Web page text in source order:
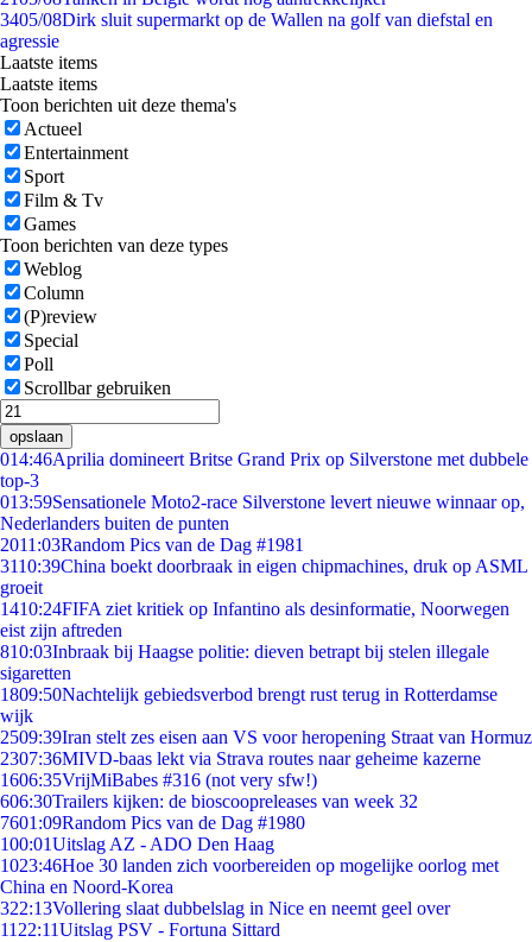
3405/08Dirk sluit supermarkt op de Wallen na golf van diefstal en
agressie
Laatste items
Laatste items
Toon berichten uit deze thema's
Actueel
Entertainment
Sport
Film & Tv
Games
Toon berichten van deze types
Weblog
Column
(P)review
Special
Poll
Scrollbar gebruiken
opslaan
014:46Aprilia domineert Britse Grand Prix op Silverstone met dubbele
top-3
013:59Sensationele Moto2-race Silverstone levert nieuwe winnaar op,
Nederlanders buiten de punten
2011:03Random Pics van de Dag #1981
3110:39China boekt doorbraak in eigen chipmachines, druk op ASML
groeit
1410:24FIFA ziet kritiek op Infantino als desinformatie, Noorwegen
eist zijn aftreden
810:03Inbraak bij Haagse politie: dieven betrapt bij stelen illegale
sigaretten
1809:50Nachtelijk gebiedsverbod brengt rust terug in Rotterdamse
wijk
2509:39Iran stelt zes eisen aan VS voor heropening Straat van Hormuz
2307:36MIVD-baas lekt via Strava routes naar geheime kazerne
1606:35VrijMiBabes #316 (not very sfw!)
606:30Trailers kijken: de bioscoopreleases van week 32
7601:09Random Pics van de Dag #1980
100:01Uitslag AZ - ADO Den Haag
1023:46Hoe 30 landen zich voorbereiden op mogelijke oorlog met
China en Noord-Korea
322:13Vollering slaat dubbelslag in Nice en neemt geel over
11 22:11Uitslag PSV - Fortuna Sittard